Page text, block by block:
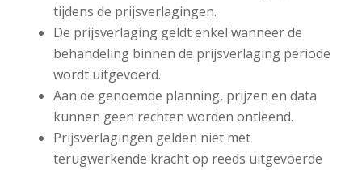
tijdens de prijsverlagingen.
De prijsverlaging geldt enkel wanneer de
behandeling binnen de prijsverlaging periode
wordt uitgevoerd.
Aan de genoemde planning, prijzen en data
kunnen geen rechten worden ontleend.
Prijsverlagingen gelden niet met
terugwerkende kracht op reeds uitgevoerde